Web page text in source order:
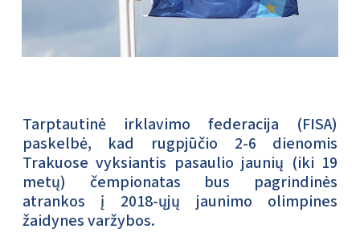
Tarptautinė irklavimo federacija (FISA)
paskelbė, kad rugpjūčio 2-6 dienomis
Trakuose vyksiantis pasaulio jaunių (iki 19
metų) čempionatas bus pagrindinės
atrankos į 2018-ųjų jaunimo olimpines
žaidynes varžybos.